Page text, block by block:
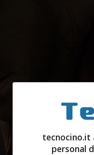
tecnocino.it
personal